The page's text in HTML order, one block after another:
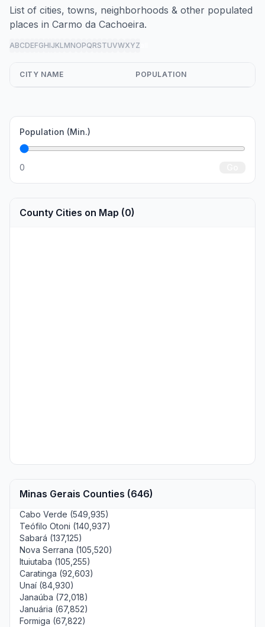
List of cities, towns, neighborhoods & other populated
places in Carmo da Cachoeira.
ABCDEFGHIJKLMNOPQRSTUVWXYZ
CITY NAME POPULATION
Population (Min.)
0
County Cities on Map (0)
Minas Gerais Counties (646)
Cabo Verde (549,935)
Teófilo Otoni (140,937)
Sabará (137,125)
Nova Serrana (105,520)
Ituiutaba (105,255)
Caratinga (92,603)
Unaí (84,930)
Janaúba (72,018)
Januária (67,852)
Formiga (67,822)